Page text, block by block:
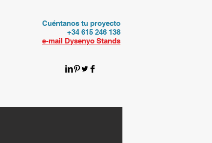
Cuéntanos tu proyecto
+34 615 246 138
e-mail Dysenyo Stands